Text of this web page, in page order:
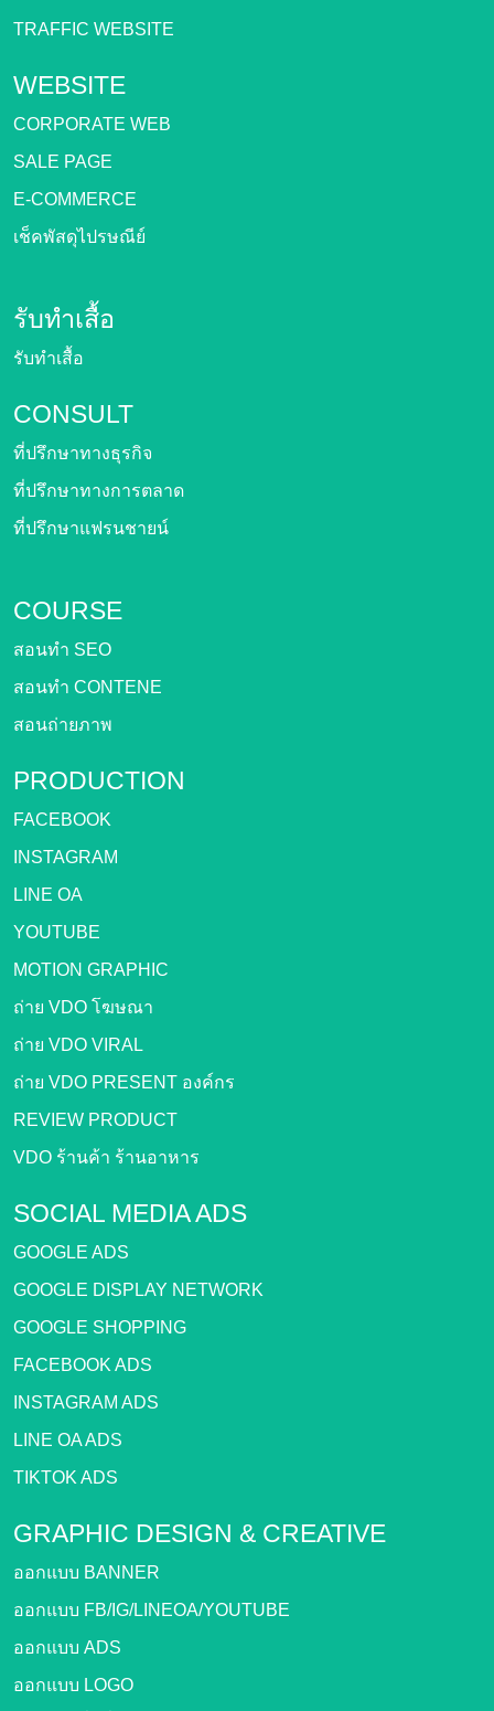
TRAFFIC WEBSITE
WEBSITE
CORPORATE WEB
SALE PAGE
E-COMMERCE
เช็คพัสดุไปรษณีย์
รับทำเสื้อ
รับทำเสื้อ
CONSULT
ที่ปรึกษาทางธุรกิจ
ที่ปรึกษาทางการตลาด
ที่ปรึกษาแฟรนชายน์
COURSE
สอนทำ SEO
สอนทำ CONTENE
สอนถ่ายภาพ
PRODUCTION
FACEBOOK
INSTAGRAM
LINE OA
YOUTUBE
MOTION GRAPHIC
ถ่าย VDO โฆษณา
ถ่าย VDO VIRAL
ถ่าย VDO PRESENT องค์กร
REVIEW PRODUCT
VDO ร้านค้า ร้านอาหาร
SOCIAL MEDIA ADS
GOOGLE ADS
GOOGLE DISPLAY NETWORK
GOOGLE SHOPPING
FACEBOOK ADS
INSTAGRAM ADS
LINE OA ADS
TIKTOK ADS
GRAPHIC DESIGN & CREATIVE
ออกแบบ BANNER
ออกแบบ FB/IG/LINEOA/YOUTUBE
ออกแบบ ADS
ออกแบบ LOGO